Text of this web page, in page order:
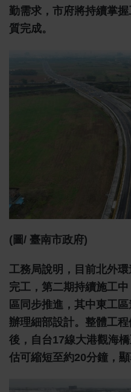
勤需求，市府將持續掌
質完成。
(圖/ 臺南市政府)
工務局說明，目前北外
完工，第二期持續施工
區同步推進，其中東工
辦理細部設計。整體工
後，自台17線大港觀海
估可縮短至約20分鐘，